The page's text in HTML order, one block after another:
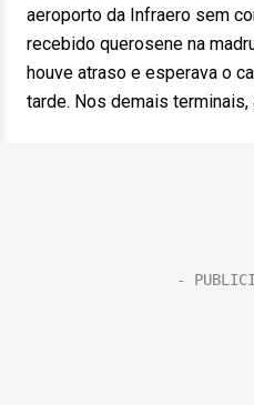
aeroporto da Infraero sem
recebido querosene na
houve atraso e esperava o
tarde. Nos demais terminais,